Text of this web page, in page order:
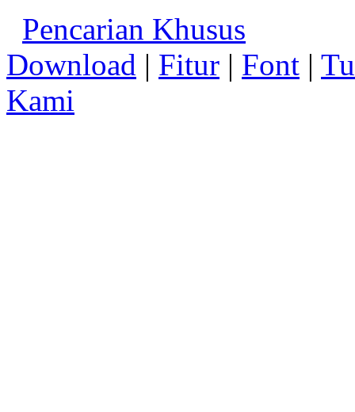
Pencarian Khusus
Download | Fitur | Font |
Kami